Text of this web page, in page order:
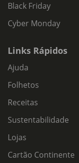
Black Friday
Cyber Monday
Links Rápidos
Ajuda
Folhetos
Receitas
Sustentabilidade
Lojas
Cartão Continente